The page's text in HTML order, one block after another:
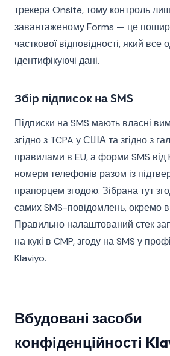
трекера Onsite, тому контроль
завантаженому Forms — це
часткової відповідності, який все
ідентифікуючі дані.
Збір підписок на SMS
Підписки на SMS мають власні
згідно з TCPA у США та згідно з
правилами в EU, а форми SMS від
номери телефонів разом із
прапорцем згодою. Зібрана тут
самих SMS-повідомлень, окремо
Правильно налаштований стек
на кукі в CMP, згоду на SMS у
Klaviyo.
Вбудовані засоби
конфіденційності